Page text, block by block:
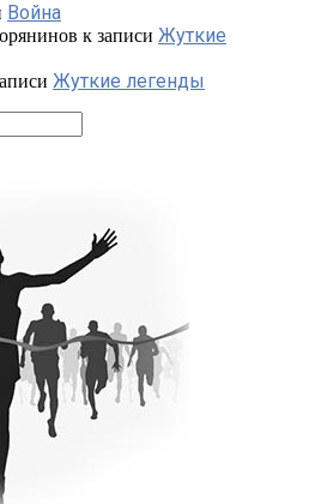
Война
к записи Жуткие
Жуткие легенды